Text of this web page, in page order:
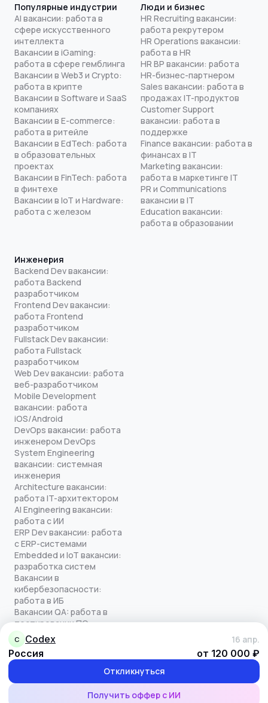
C codex 16 апр.
Россия от 120 000 ₽
Откликнуться
Получить оффер с ИИ
Популярные индустрии
AI вакансии: работа в
сфере искусственного
интеллекта
Вакансии в iGaming:
работа в сфере гемблинга
Вакансии в Web3 и Crypto:
работа в крипте
Вакансии в Software и SaaS
компаниях
Вакансии в E-commerce:
работа в ритейле
Вакансии в EdTech: работа
в образовательных
проектах
Вакансии в FinTech: работа
в финтехе
Вакансии в IoT и Hardware:
работа с железом
Люди и бизнес
HR Recruiting вакансии:
работа рекрутером
HR Operations вакансии:
работа в HR
HR BP вакансии: работа
HR-бизнес-партнером
Sales вакансии: работа в
продажах IT-продуктов
Customer Support
вакансии: работа в
поддержке
Finance вакансии: работа в
финансах в IT
Marketing вакансии:
работа в маркетинге IT
PR и Communications
вакансии в IT
Education вакансии:
работа в образовании
Инженерия
Backend Dev вакансии:
работа Backend
разработчиком
Frontend Dev вакансии:
работа Frontend
разработчиком
Fullstack Dev вакансии:
работа Fullstack
разработчиком
Web Dev вакансии: работа
веб-разработчиком
Mobile Development
вакансии: работа
iOS/Android
DevOps вакансии: работа
инженером DevOps
System Engineering
вакансии: системная
инженерия
Architecture вакансии:
работа IT-архитектором
AI Engineering вакансии:
работа с ИИ
ERP Dev вакансии: работа
с ERP-системами
Embedded и IoT вакансии:
разработка систем
Вакансии в
кибербезопасности:
работа в ИБ
Вакансии QA: работа в
тестировании ПО
Политика конфиденциальности
Обработка персональных данных